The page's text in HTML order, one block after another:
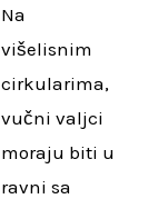
Na
višelisnim
cirkularima,
vučni valjci
moraju biti u
ravni sa